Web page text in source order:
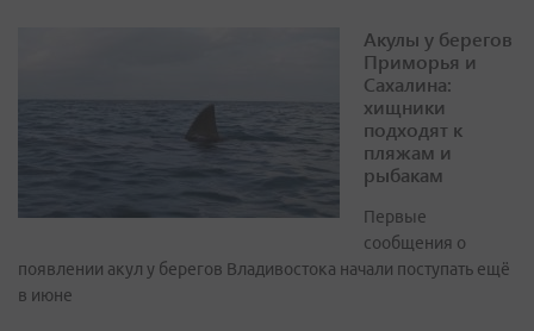
Акулы у берегов
Приморья и
Сахалина:
хищники
подходят к
пляжам и
рыбакам
Первые
сообщения о
появлении акул у берегов Владивостока начали поступать ещё
в июне